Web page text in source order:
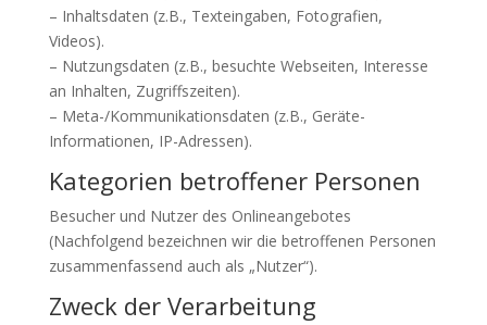
– Inhaltsdaten (z.B., Texteingaben, Fotografien,
Videos).
– Nutzungsdaten (z.B., besuchte Webseiten, Interesse
an Inhalten, Zugriffszeiten).
– Meta-/Kommunikationsdaten (z.B., Geräte-
Informationen, IP-Adressen).
Kategorien betroffener Personen
Besucher und Nutzer des Onlineangebotes
(Nachfolgend bezeichnen wir die betroffenen Personen
zusammenfassend auch als „Nutzer“).
Zweck der Verarbeitung